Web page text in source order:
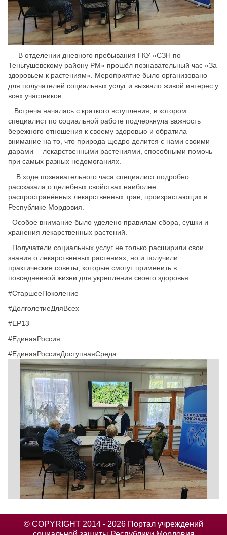
В отделении дневного пребывания ГКУ «СЗН по
Теньгушевскому району РМ» прошёл познавательный час «За
здоровьем к растениям». Мероприятие было организовано
для получателей социальных услуг и вызвало живой интерес у
всех участников.
Встреча началась с краткого вступления, в котором
специалист по социальной работе подчеркнула важность
бережного отношения к своему здоровью и обратила
внимание на то, что природа щедро делится с нами своими
дарами— лекарственными растениями, способными помочь
при самых разных недомоганиях.
В ходе познавательного часа специалист подробно
рассказала о целебных свойствах наиболее
распространённых лекарственных трав, произрастающих в
Республике Мордовия.
Особое внимание было уделено правилам сбора, сушки и
хранения лекарственных растений.
Получатели социальных услуг не только расширили свои
знания о лекарственных растениях, но и получили
практические советы, которые смогут применить в
повседневной жизни для укрепления своего здоровья.
#СтаршееПоколение
#ДолголетиеДляВсех
#ЕР13
#ЕдинаяРоссия
#ЕдинаяРоссияДоступнаяСреда
© COPYRIGHT 2014 - 2026 Портал учреждений